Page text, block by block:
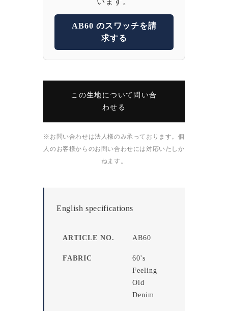
AB60 のスワッチを請
求する
この生地について問い合
わせる
※お問い合わせは法人様のみ承っております。個
人のお客様からのお問い合わせには対応いたしか
ねます。
English specifications
ARTICLE NO. AB60
FABRIC
60's
Feeling
Old
Denim